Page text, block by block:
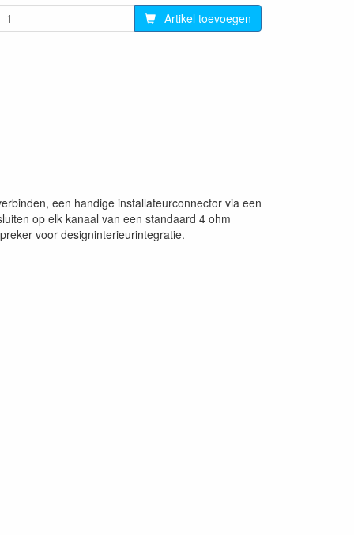
Artikel toevoegen
een handige installateurconnector via een
op elk kanaal van een standaard 4 ohm
voor designinterieurintegratie.